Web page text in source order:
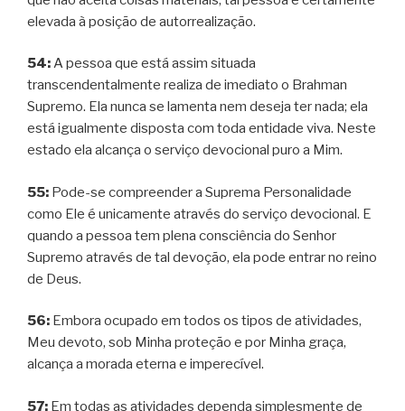
elevada à posição de autorrealização.
54:A pessoa que está assim situada
transcendentalmente realiza de imediato o Brahman
Supremo. Ela nunca se lamenta nem deseja ter nada; ela
está igualmente disposta com toda entidade viva. Neste
estado ela alcança o serviço devocional puro a Mim.
55: Pode-se compreender a Suprema Personalidade
como Ele é unicamente através do serviço devocional. E
quando a pessoa tem plena consciência do Senhor
Supremo através de tal devoção, ela pode entrar no reino
de Deus.
56: Embora ocupado em todos os tipos de atividades,
Meu devoto, sob Minha proteção e por Minha graça,
alcança a morada eterna e imperecível.
57: Em todas as atividades dependa simplesmente de